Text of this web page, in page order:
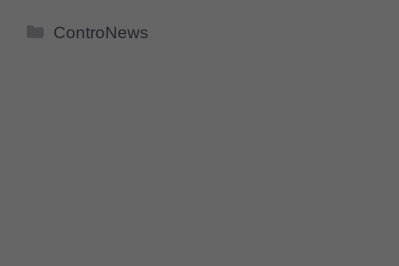
Categorie
ControNews